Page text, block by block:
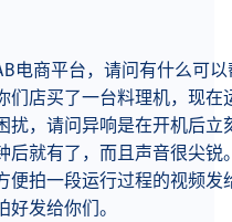
商平台，请问有什么可以
店买了一台料理机，现在
，请问异响是在开机后立
就有了，而且声音很尖锐
拍一段运行过程的视频发
发给你们。